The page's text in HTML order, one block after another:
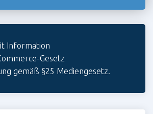
Information
Gesetz
gemäß §25 Mediengesetz.